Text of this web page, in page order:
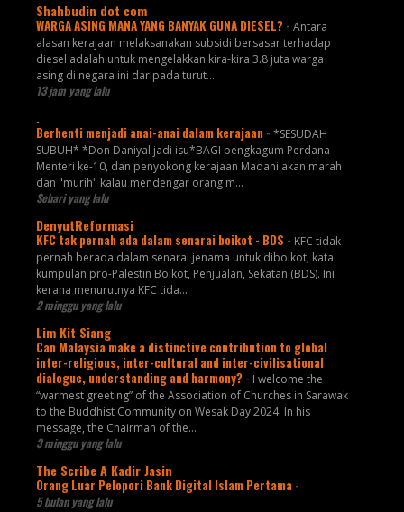
Shahbudin dot com
WARGA ASING MANA YANG BANYAK GUNA DIESEL? - Antara
alasan kerajaan melaksanakan subsidi bersasar terhadap
diesel adalah untuk mengelakkan kira-kira 3.8 juta warga
asing di negara ini daripada turut...
13 jam yang lalu
.
Berhenti menjadi anai-anai dalam kerajaan - *SESUDAH
SUBUH* *Don Daniyal jadi isu*BAGI pengkagum Perdana
Menteri ke-10, dan penyokong kerajaan Madani akan marah
dan "murih" kalau mendengar orang m...
Sehari yang lalu
DenyutReformasi
KFC tak pernah ada dalam senarai boikot - BDS - KFC tidak
pernah berada dalam senarai jenama untuk diboikot, kata
kumpulan pro-Palestin Boikot, Penjualan, Sekatan (BDS). Ini
kerana menurutnya KFC tida...
2 minggu yang lalu
Lim Kit Siang
Can Malaysia make a distinctive contribution to global
inter-religious, inter-cultural and inter-civilisational
dialogue, understanding and harmony? - I welcome the
“warmest greeting” of the Association of Churches in Sarawak
to the Buddhist Community on Wesak Day 2024. In his
message, the Chairman of the...
3 minggu yang lalu
The Scribe A Kadir Jasin
Orang Luar Pelopori Bank Digital Islam Pertama -
5 bulan yang lalu